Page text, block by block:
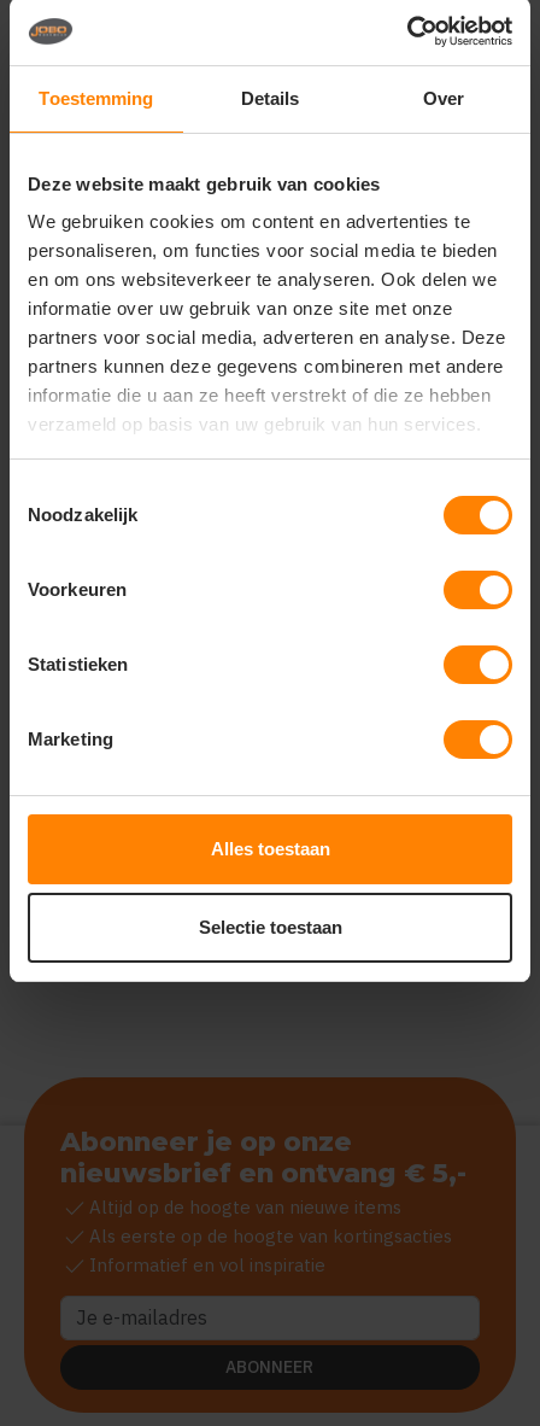
Toestemming Details Over
Deze website maakt gebruik van cookies
We gebruiken cookies om content en advertenties te
personaliseren, om functies voor social media te bieden
en om ons websiteverkeer te analyseren. Ook delen we
informatie over uw gebruik van onze site met onze
partners voor social media, adverteren en analyse. Deze
partners kunnen deze gegevens combineren met andere
informatie die u aan ze heeft verstrekt of die ze hebben
verzameld op basis van uw gebruik van hun services.
Noodzakelijk
Voorkeuren
Statistieken
Marketing
Alles toestaan
Selectie toestaan
Vragen? Neem contact
op met onze
klantenservice
store Bezoek onze showroom:
Provincialeweg 59 - Velddriel
Dit vind je misschien ook leuk
Items van productcarrousel
Snelle levering (tot binnen 48u)
Met of zonder bedrukking
Abonneer je op onze
nieuwsbrief en ontvang € 5,-
check Altijd op de hoogte van nieuwe items
check Als eerste op de hoogte van kortingsacties
check Informatief en vol inspiratie
ABONNEER